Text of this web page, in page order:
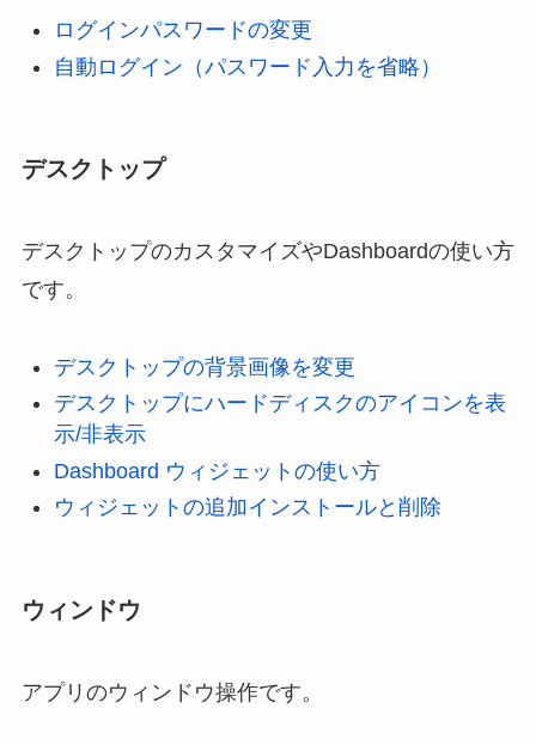
ログインパスワードの変更
自動ログイン（パスワード入力を省略）
デスクトップ
デスクトップのカスタマイズやDashboardの使い方
です。
デスクトップの背景画像を変更
デスクトップにハードディスクのアイコンを表
示/非表示
Dashboard ウィジェットの使い方
ウィジェットの追加インストールと削除
ウィンドウ
アプリのウィンドウ操作です。